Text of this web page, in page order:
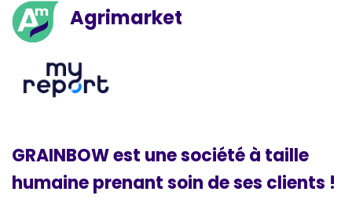
Agrimarket
GRAINBOW est une société à taille
humaine prenant soin de ses clients !